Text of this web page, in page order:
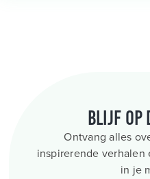
Blijf op
Ontvang alles
inspirerende
in je